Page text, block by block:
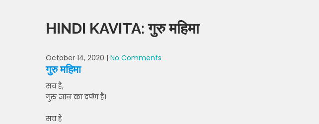
HINDI KAVITA: गुरु महिमा
October 14, 2020 | No Comments
गुरु महिमा
सच है,
गुरु ज्ञान का दर्पण है।
सच हैं